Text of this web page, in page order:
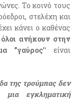
Το κοινό τους
στελέχη και
κάνει ο καθένας
όλοι ανήκουν στην
”γαύρος’‘ είναι
της τρούμπας δεν
μια εγκληματική